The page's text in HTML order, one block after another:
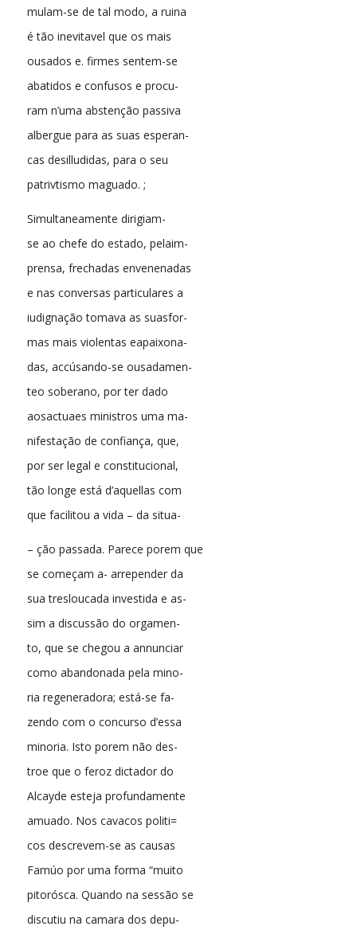
mulam-se de tal modo, a ruina
é tão inevitavel que os mais
ousados e. firmes sentem-se
abatidos e confusos e procu-
ram n’uma abstenção passiva
albergue para as suas esperan-
cas desilludidas, para o seu
patrivtismo maguado. ;
Simultaneamente dirigiam-
se ao chefe do estado, pelaim-
prensa, frechadas envenenadas
e nas conversas particulares a
iudignação tomava as suasfor-
mas mais violentas eapaixona-
das, accúsando-se ousadamen-
teo soberano, por ter dado
aosactuaes ministros uma ma-
nifestação de confiança, que,
por ser legal e constitucional,
tão longe está d’aquellas com
que facilitou a vida – da situa-
– ção passada. Parece porem que
se começam a- arrepender da
sua tresloucada investida e as-
sim a discussão do orgamen-
to, que se chegou a annunciar
como abandonada pela mino-
ria regeneradora; está-se fa-
zendo com o concurso d’essa
minoria. Isto porem não des-
troe que o feroz dictador do
Alcayde esteja profundamente
amuado. Nos cavacos politi=
cos descrevem-se as causas
Famúo por uma forma “muito
pitorósca. Quando na sessão se
discutiu na camara dos depu-